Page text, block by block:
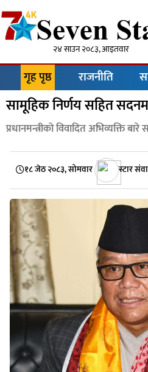
२४ साउन २०८३, आइतवार
गृह पृष्ठ राजनीति
सामूहिक निर्णय सहित
प्रधानमन्त्रीको विवादित अभिव्यक्ति
१८ जेठ २०८३, सोमवार स्टार